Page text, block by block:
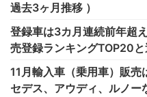
過去3ヶ月推移 ）
登録車は3カ月連続前年超
売登録ランキングTOP20と
11月輸入車（乗用車）販
セデス、アウディ、ルノー